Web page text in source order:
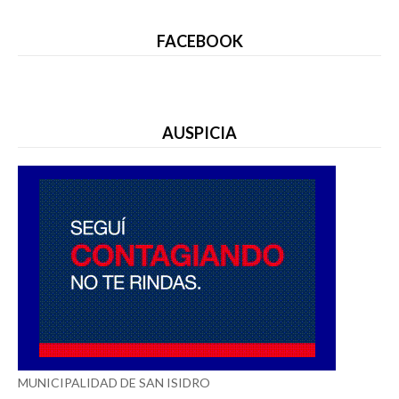
FACEBOOK
AUSPICIA
MUNICIPALIDAD DE SAN ISIDRO